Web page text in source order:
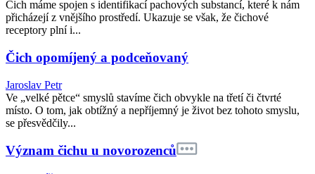
Čich máme spojen s identifikací pachových substancí, které k nám
přicházejí z vnějšího prostředí. Ukazuje se však, že čichové
receptory plní i...
Čich opomíjený a podceňovaný
Jaroslav Petr
Ve „velké pětce“ smyslů stavíme čich obvykle na třetí či čtvrté
místo. O tom, jak obtížný a nepříjemný je život bez tohoto smyslu,
se přesvědčily...
Význam čichu u novorozenců